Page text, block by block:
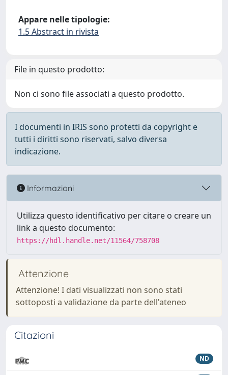
Appare nelle tipologie:
1.5 Abstract in rivista
File in questo prodotto:
Non ci sono file associati a questo prodotto.
I documenti in IRIS sono protetti da copyright e
tutti i diritti sono riservati, salvo diversa
indicazione.
Informazioni
Utilizza questo identificativo per citare o creare un
link a questo documento:
https://hdl.handle.net/11564/758708
Attenzione
Attenzione! I dati visualizzati non sono stati
sottoposti a validazione da parte dell'ateneo
Citazioni
ND